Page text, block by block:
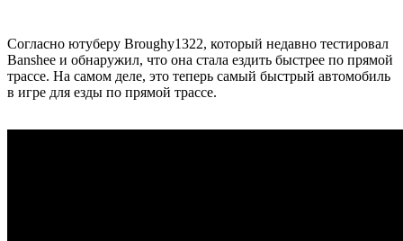
Согласно ютуберу Broughy1322, который недавно тестировал
Banshee и обнаружил, что она стала ездить быстрее по прямой
трассе. На самом деле, это теперь самый быстрый автомобиль
в игре для езды по прямой трассе.